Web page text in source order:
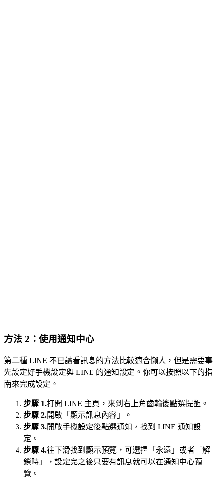
方法 2：使用通知中心
第二種 LINE 不已讀看訊息的方法比較適合懶人，但是需要事
先設定好手機設定與 LINE 的通知設定。你可以按照以下的指
南來完成設定。
步驟 1.打開 LINE 主頁，來到右上角齒輪後點選提醒。
步驟 2.開啟「顯示訊息內容」。
步驟 3.開啟手機設定後點選通知，找到 LINE 通知設
定。
步驟 4.往下滑找到顯示預覽，可選擇「永遠」或者「解
鎖時」，設定完之後只要有訊息就可以在通知中心預
覽。